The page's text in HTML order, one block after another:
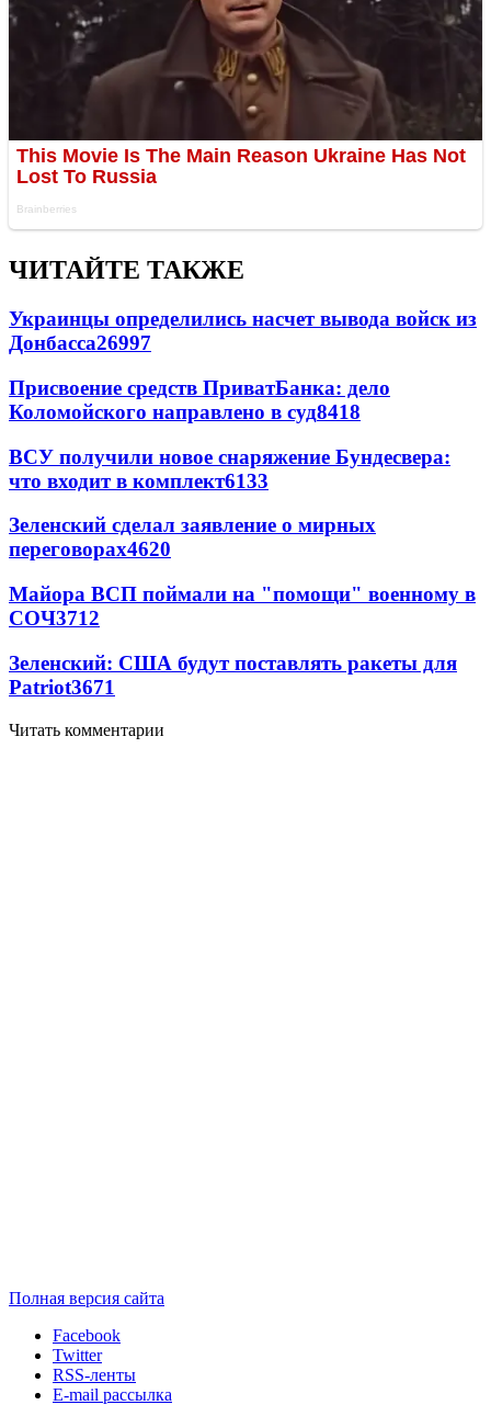
ЧИТАЙТЕ ТАКЖЕ
Украинцы определились насчет вывода войск из
Донбасса26997
Присвоение средств ПриватБанка: дело
Коломойского направлено в суд8418
ВСУ получили новое снаряжение Бундесвера:
что входит в комплект6133
Зеленский сделал заявление о мирных
переговорах4620
Майора ВСП поймали на "помощи" военному в
СОЧ3712
Зеленский: США будут поставлять ракеты для
Patriot3671
Читать комментарии
Полная версия сайта
Facebook
Twitter
RSS-ленты
E-mail рассылка